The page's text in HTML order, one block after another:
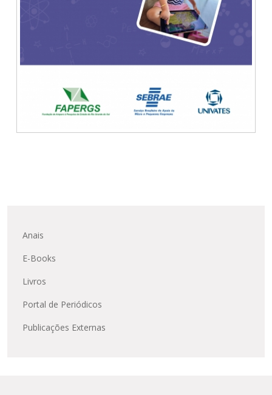
Anais
E-Books
Livros
Portal de Periódicos
Publicações Externas